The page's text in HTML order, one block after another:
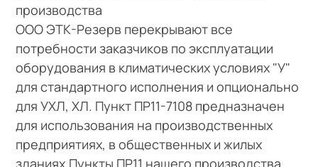
производства
ООО ЭТК-Резерв перекрывают все
потребности заказчиков по эксплуатации
оборудования в климатических условиях "У"
для стандартного исполнения и опционально
для УХЛ, ХЛ. Пункт ПР11-7108 предназначен
для использования на производственных
предприятиях, в общественных и жилых
зданиях.Пункты ПР11 нашего производства